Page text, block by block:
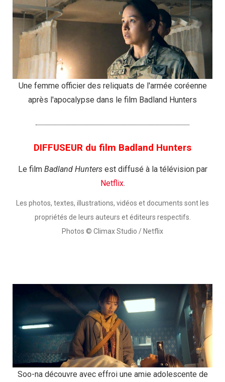
Une femme officier des reliquats de l'armée coréenne
après l'apocalypse dans le film Badland Hunters
DIFFUSEUR du film Badland Hunters
Le film Badland Huntersest diffusé à la télévision par
Netflix.
Les photos, textes, illustrations, vidéos et documents sont les
propriétés de leurs auteurs et éditeurs respectifs.
Photos © Climax Studio / Netflix
Soo-na découvre avec effroi une amie adolescente de